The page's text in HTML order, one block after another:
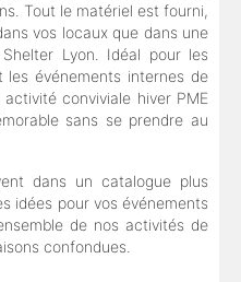
Tout le matériel est fourni,
vos locaux que dans une
Lyon. Idéal pour les
événements internes de
conviviale hiver PME
sans se prendre au
dans un catalogue plus
idées pour vos événements
de nos activités de
confondues.